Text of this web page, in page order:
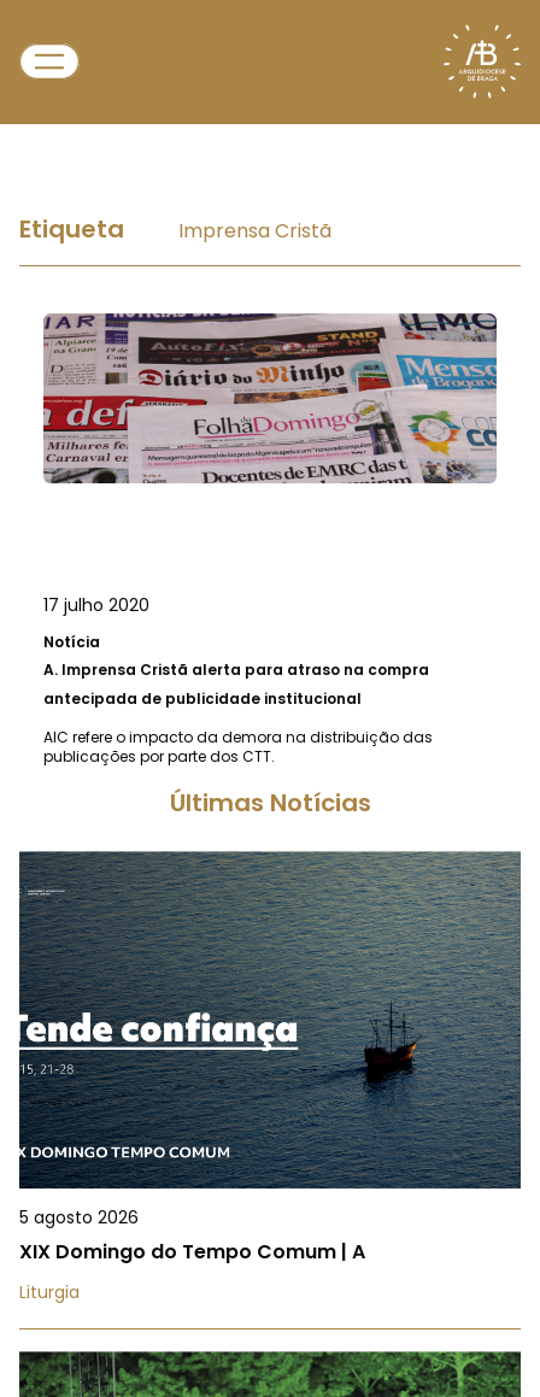
Etiqueta Imprensa Cristã
17 julho 2020
Notícia
A. Imprensa Cristã alerta para atraso na compra
antecipada de publicidade institucional
AIC refere o impacto da demora na distribuição das
publicações por parte dos CTT.
Últimas Notícias
5 agosto 2026
XIX Domingo do Tempo Comum | A
Liturgia